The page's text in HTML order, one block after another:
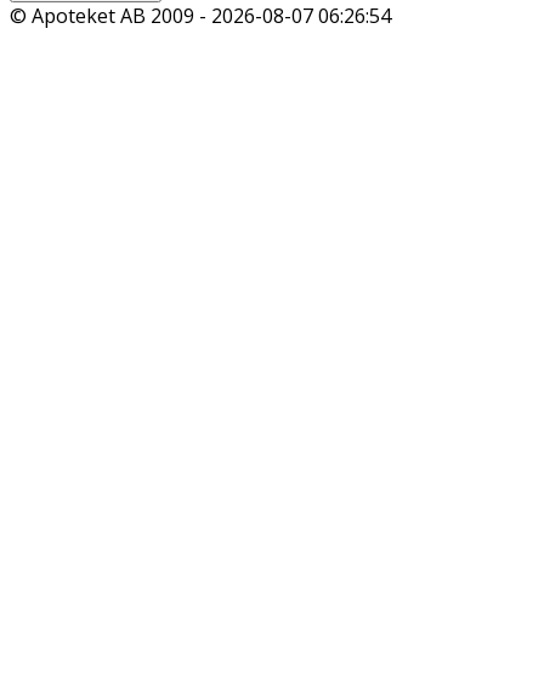
© Apoteket AB 2009 - 2026-08-07 06:26:54